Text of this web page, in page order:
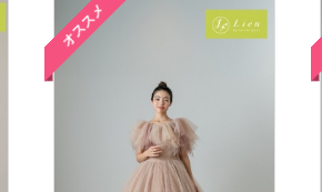
オススメ